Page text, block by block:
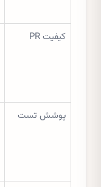
کیفیت PR
پوشش تست